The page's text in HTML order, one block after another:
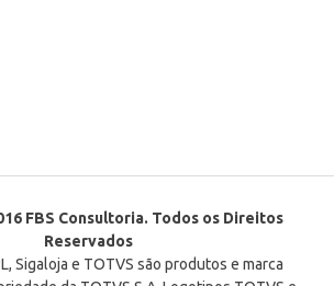
FBS Consultoria. Todos os Direitos
Reservados
Sigaloja e TOTVS são produtos e marca